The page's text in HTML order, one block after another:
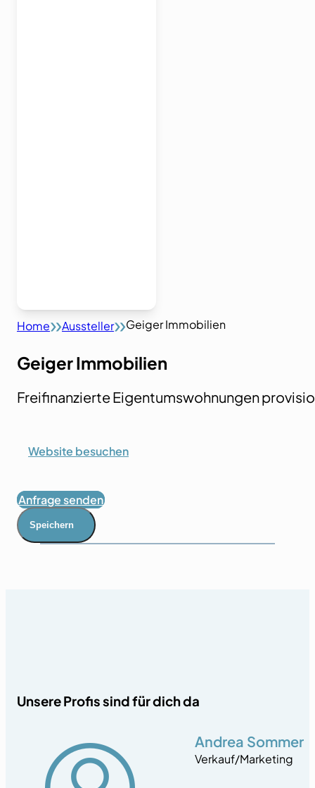
Home Aussteller Geiger Immobilien
Geiger Immobilien
Freifinanzierte Eigentumswohnungen
Website besuchen
Anfrage senden
Speichern
Unsere Profis sind für dich da
Andrea Sommer
Verkauf/Marketing